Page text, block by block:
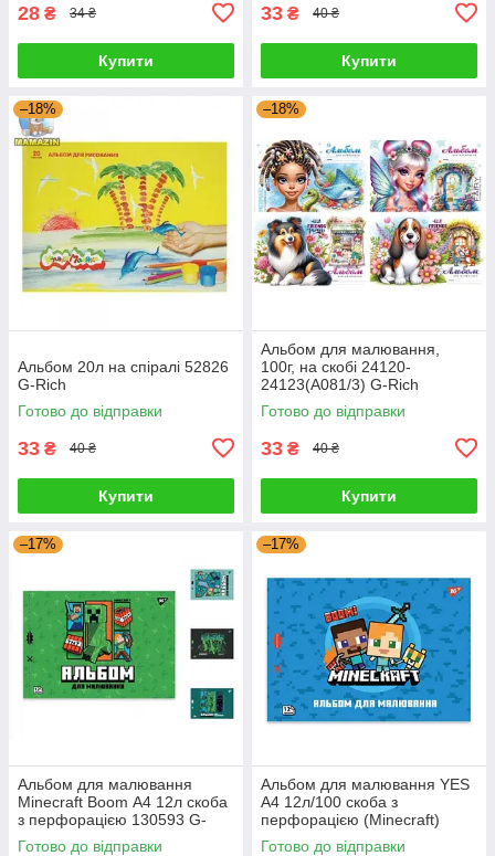
28 ₴ 34 ₴
Купити
33 ₴ 40 ₴
Купити
–18%
Альбом 20л на спіралі 52826
G-Rich
Готово до відправки
33 ₴ 40 ₴
Купити
–18%
Альбом для малювання,
100г, на скобі 24120-
24123(А081/3) G-Rich
Готово до відправки
33 ₴ 40 ₴
Купити
–17%
Альбом для малювання
Minecraft Boom А4 12л скоба
з перфорацією 130593 G-
Rich
Готово до відправки
–17%
Альбом для малювання YES
А4 12л/100 скоба з
перфорацією (Minecraft)
130595 G-Rich
Готово до відправки